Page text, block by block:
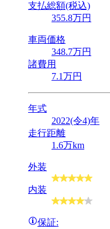
支払総額(税込)
355.8万円
車両価格
348.7万円
諸費用
7.1万円
年式
2022(令4)年
走行距離
1.6万km
外装
内装
保証: